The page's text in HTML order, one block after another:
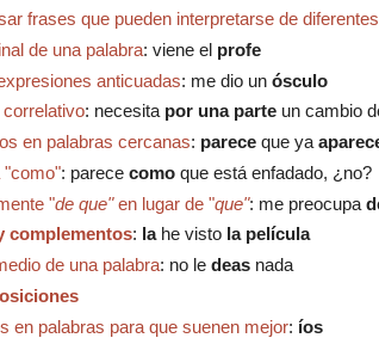
frases que pueden interpretarse de
de una palabra: viene el profe
anticuadas: me dio un ósculo
: necesita por una parteun cambio
en palabras cercanas: parece que ya
"como": parece como que está enfadado, ¿no?
"de que"en lugar de "que": me preocupa
complementos: la he visto la película
de una palabra: no le deas nada
en palabras para que suenen mejor: íos